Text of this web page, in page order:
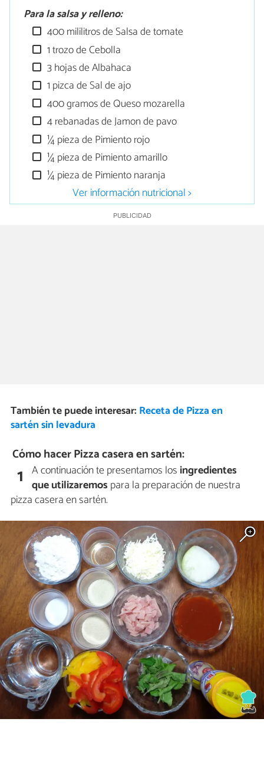
Para la salsa y relleno:
400 mililitros de Salsa de tomate
1 trozo de Cebolla
3 hojas de Albahaca
1 pizca de Sal de ajo
400 gramos de Queso mozarella
4 rebanadas de Jamon de pavo
¼ pieza de Pimiento rojo
¼ pieza de Pimiento amarillo
¼ pieza de Pimiento naranja
Ver información nutricional >
También te puede interesar: Receta de Pizza en
sartén sin levadura
Cómo hacer Pizza casera en sartén:
1 A continuación te presentamos los ingredientes
que utilizaremos para la preparación de nuestra
pizza casera en sartén.